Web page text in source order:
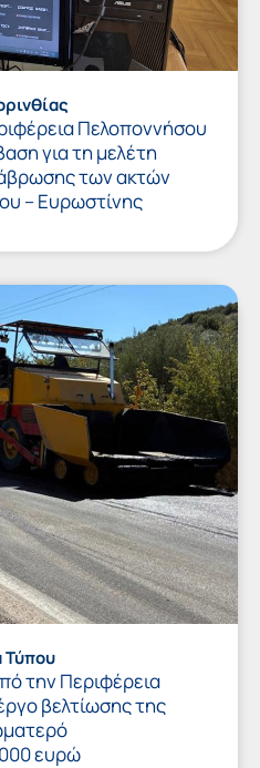
Πελοποννήσου
για τη μελέτη
των ακτών
– Ευρωστίνης
Τύπου
την Περιφέρεια
βελτίωσης της
ευρώ